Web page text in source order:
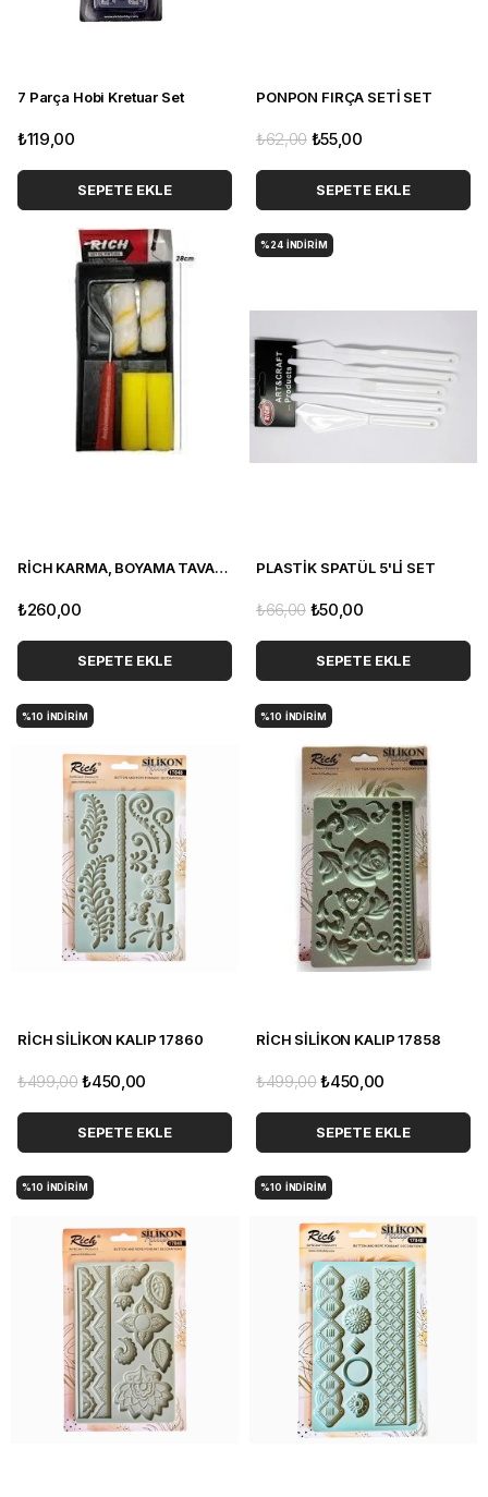
7 Parça Hobi Kretuar Set
₺119,00
SEPETE EKLE
PONPON FIRÇA SETİ SET
₺55,00
₺62,00
SEPETE EKLE
RİCH KARMA, BOYAMA TAVALI RULO SET
₺260,00
SEPETE EKLE
PLASTİK SPATÜL 5'Lİ SET
₺50,00
₺66,00
SEPETE EKLE
%24 İNDIRIM
RİCH SİLİKON KALIP 17860
₺450,00
₺499,00
SEPETE EKLE
%10 İNDIRIM
RİCH SİLİKON KALIP 17858
₺450,00
₺499,00
SEPETE EKLE
%10 İNDIRIM
%10 İNDIRIM %10 İNDIRIM